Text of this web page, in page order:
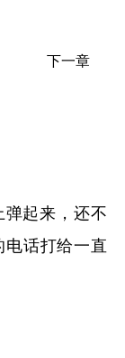
下一章
起来，还不
话打给一直